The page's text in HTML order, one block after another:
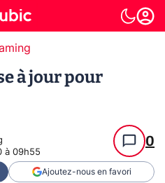
à jour pour
à 09h55
0
Ajoutez-nous en favori